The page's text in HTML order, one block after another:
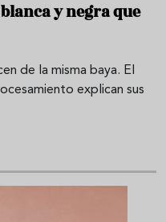
y negra que
de la misma baya. El
explican sus